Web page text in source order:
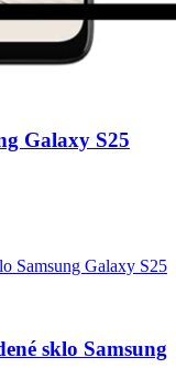
Galaxy S25
sklo Samsung